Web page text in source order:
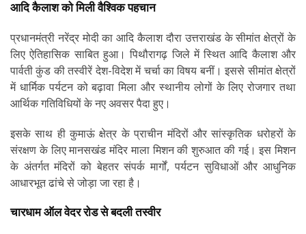
आदि कैलाश को मिली वैश्विक पहचान
प्रधानमंत्री नरेंद्र मोदी का आदि कैलाश दौरा उत्तराखंड के सीमांत क्षेत्रों के
लिए ऐतिहासिक साबित हुआ। पिथौरागढ़ जिले में स्थित आदि कैलाश और
पार्वती कुंड की तस्वीरें देश-विदेश में चर्चा का विषय बनीं। इससे सीमांत क्षेत्रों
में धार्मिक पर्यटन को बढ़ावा मिला और स्थानीय लोगों के लिए रोजगार तथा
आर्थिक गतिविधियों के नए अवसर पैदा हुए।
इसके साथ ही कुमाऊं क्षेत्र के प्राचीन मंदिरों और सांस्कृतिक धरोहरों के
संरक्षण के लिए मानसखंड मंदिर माला मिशन की शुरुआत की गई। इस मिशन
के अंतर्गत मंदिरों को बेहतर संपर्क मार्गों, पर्यटन सुविधाओं और आधुनिक
आधारभूत ढांचे से जोड़ा जा रहा है।
चारधाम ऑल वेदर रोड से बदली तस्वीर